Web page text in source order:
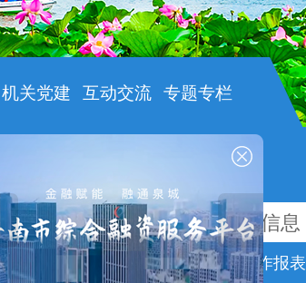
机关党建 互动交流 专题专栏
工作动态 国务院信息
2025年度政府网站年度工作报表